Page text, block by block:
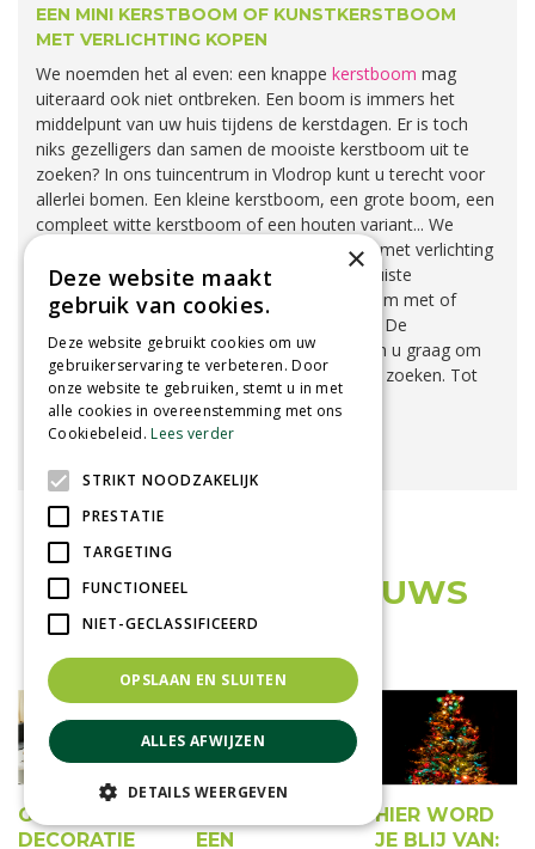
EEN MINI KERSTBOOM OF KUNSTKERSTBOOM
MET VERLICHTING KOPEN
We noemden het al even: een knappe kerstboom mag
uiteraard ook niet ontbreken. Een boom is immers het
middelpunt van uw huis tijdens de kerstdagen. Er is toch
niks gezelligers dan samen de mooiste kerstboom uit te
zoeken? In ons tuincentrum in Vlodrop kunt u terecht voor
allerlei bomen. Een kleine kerstboom, een grote boom, een
compleet witte kerstboom of een houten variant... We
kunstkerstboom met verlichting
of een vorstig effect bent u bij ons aan het juiste
adres! Geeft u de voorkeur aan een kerstboom met of
zonder kluit, een Fijnspar of een Nordmann
De
kerstengelen vantuincentrum Schmitz
helpen u graag om
de perfecte boom voor uw huis en tuin uit te zoeken. Tot
snel!
ONS LAATSTE NIEUWS
OVER KERST!
GROENE
DECORATIE
EEN
HIER WORD
JE BLIJ VAN:
×
Deze website maakt
gebruik van cookies.
Deze website gebruikt cookies om uw
gebruikerservaring te verbeteren. Door
onze website te gebruiken, stemt u in met
alle cookies in overeenstemming met ons
Cookiebeleid.Lees verder
STRIKT NOODZAKELIJK
PRESTATIE
TARGETING
FUNCTIONEEL
NIET-GECLASSIFICEERD
OPSLAAN EN SLUITEN
ALLES AFWIJZEN
DETAILS WEERGEVEN